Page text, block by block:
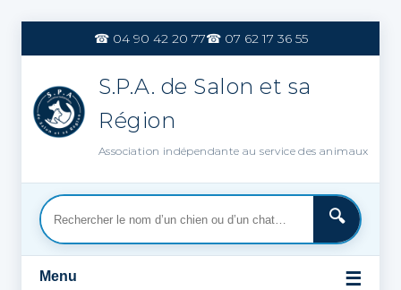
contenu
☎ 04 90 42 20 77☎ 07 62 17 36 55
S.P.A. de Salon et sa
Région
Association indépendante au service des animaux
Menu ☰